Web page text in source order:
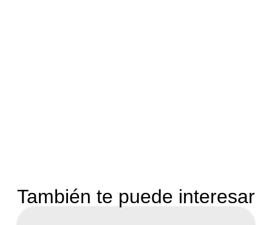
También te puede interesar